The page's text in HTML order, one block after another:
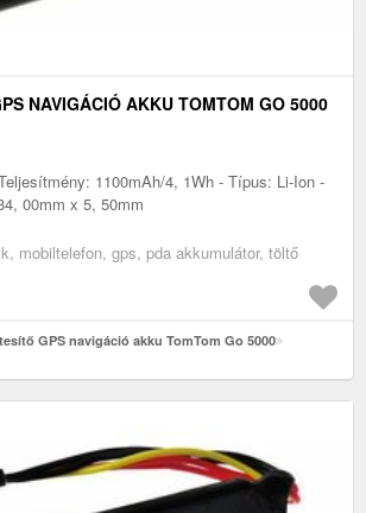
NAVIGÁCIÓ AKKU TOMTOM GO 5000
1100mAh/4, 1Wh - Típus: Li-Ion -
00mm x 5, 50mm
mobiltelefon, gps, pda akkumulátor, töltő
GPS navigáció akku TomTom Go 5000